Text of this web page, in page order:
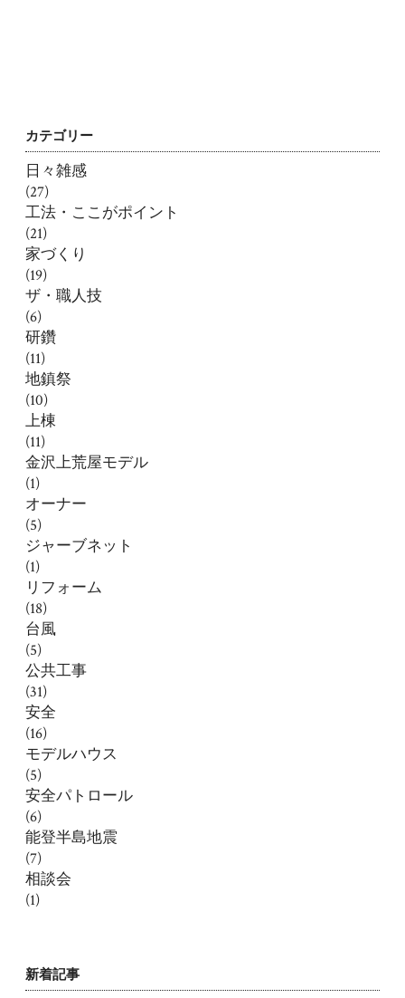
カテゴリー
日々雑感
(27)
工法・ここがポイント
(21)
家づくり
(19)
ザ・職人技
(6)
研鑽
(11)
地鎮祭
(10)
上棟
(11)
金沢上荒屋モデル
(1)
オーナー
(5)
ジャーブネット
(1)
リフォーム
(18)
台風
(5)
公共工事
(31)
安全
(16)
モデルハウス
(5)
安全パトロール
(6)
能登半島地震
(7)
相談会
(1)
新着記事